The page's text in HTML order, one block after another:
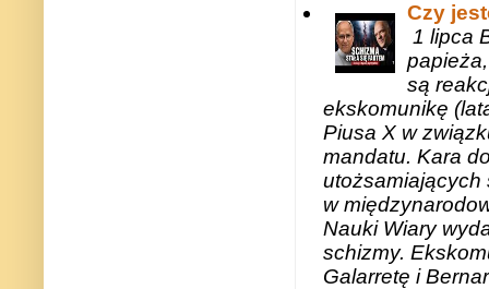
Czy
1 lipca
są
ekskomunikę
Piusa X w
mandatu. Kara
utożsamiających
w
Nauki Wiary
schizmy.
Galarretę i